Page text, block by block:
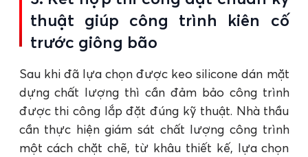
thuật giúp công trình kiên cố
trước giông bão
Sau khi đã lựa chọn được keo silicone dán mặt
dựng chất lượng thì cần đảm bảo công trình
được thi công lắp đặt đúng kỹ thuật. Nhà thầu
cần thực hiện giám sát chất lượng công trình
một cách chặt chẽ, từ khâu thiết kế, lựa chọn